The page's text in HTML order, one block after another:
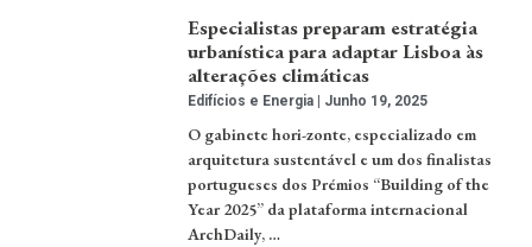
Especialistas preparam estratégia
urbanística para adaptar Lisboa às
alterações climáticas
Edifícios e Energia Junho 19, 2025
O gabinete hori-zonte, especializado em
arquitetura sustentável e um dos finalistas
portugueses dos Prémios “Building of the
Year 2025” da plataforma internacional
ArchDaily, …